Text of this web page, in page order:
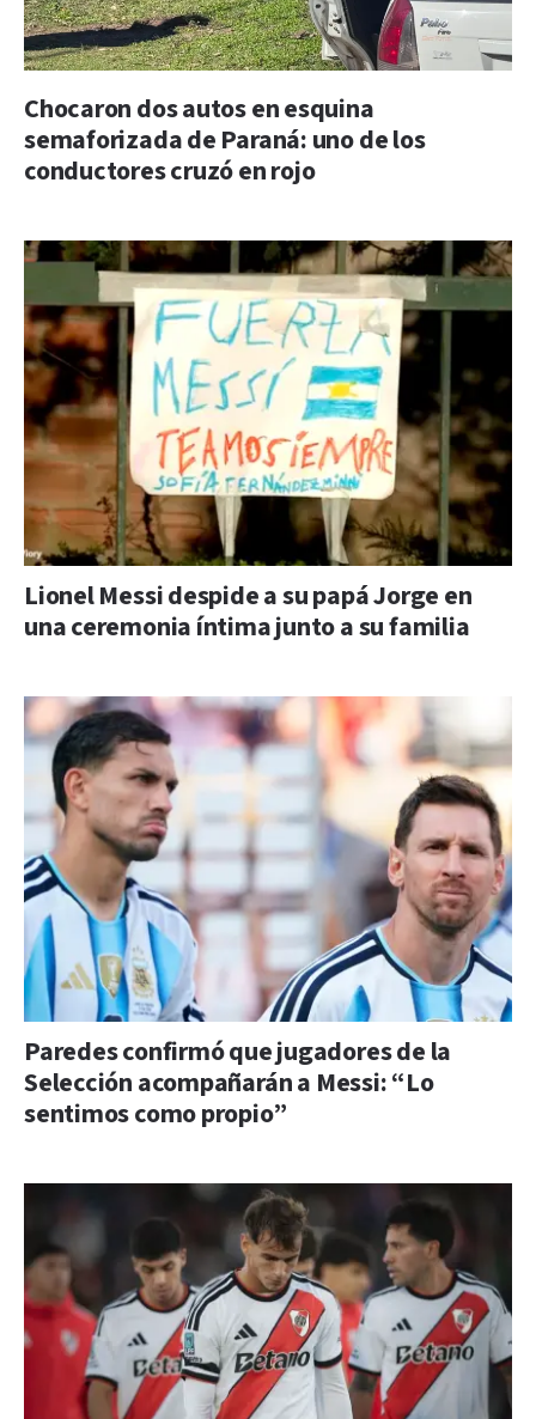
Chocaron dos autos en esquina
semaforizada de Paraná: uno de los
conductores cruzó en rojo
Lionel Messi despide a su papá Jorge en
una ceremonia íntima junto a su familia
Paredes confirmó que jugadores de la
Selección acompañarán a Messi: “Lo
sentimos como propio”